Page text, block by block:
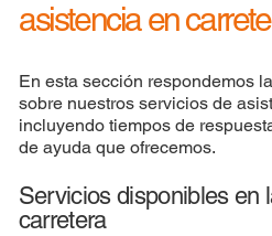
asistencia en
En esta sección respondemos
sobre nuestros servicios de
incluyendo tiempos de
de ayuda que ofrecemos.
Servicios disponibles en
carretera